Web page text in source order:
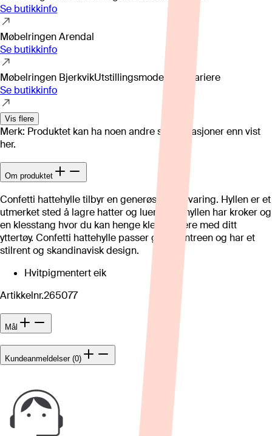
Se butikkinfo
Møbelringen Arendal
Se butikkinfo
Møbelringen BjerkvikUtstillingsmodell kan variere
Se butikkinfo
Vis flere
Merk: Produktet kan ha noen andre spesifikasjoner enn vist
her.
Om produktet
Confetti hattehylle tilbyr en generøs oppbevaring. Hyllen er et
utmerket sted å lagre hatter og luer. Hattehyllen har kroker og
en klesstang hvor du kan henge kleshengere med ditt
yttertøy. Confetti hattehylle passer godt i entreen og har et
stilrent og skandinavisk design.
Hvitpigmentert eik
Artikkelnr.265077
Mål
Kundeanmeldelser (0)